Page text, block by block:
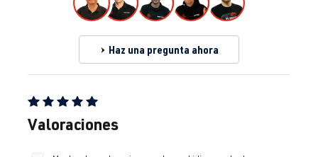
Haz una pregunta ahora
Calificación promedio de 5 de 5 estrellas
Valoraciones